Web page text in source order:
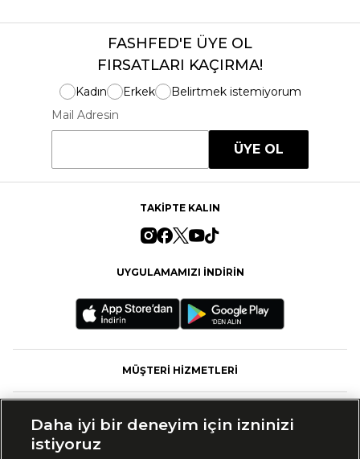
FASHFED'E ÜYE OL
FIRSATLARI KAÇIRMA!
Kadın Erkek
Belirtmek istemiyorum
Mail Adresin
ÜYE OL
TAKİPTE KALIN
UYGULAMAMIZI İNDİRİN
MÜŞTERİ HİZMETLERİ
Daha iyi bir deneyim için izninizi
istiyoruz